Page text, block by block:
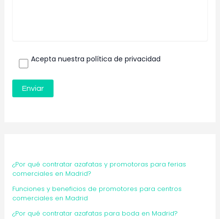
Acepta nuestra política de privacidad
¿Por qué contratar azafatas y promotoras para ferias
comerciales en Madrid?
Funciones y beneficios de promotores para centros
comerciales en Madrid
¿Por qué contratar azafatas para boda en Madrid?